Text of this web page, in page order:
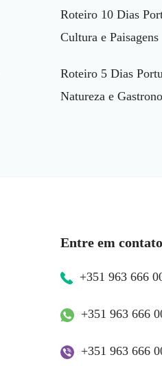
Roteiro 10 Dias
Cultura e Paisagens
Roteiro 5 Dias
Natureza e
Entre em
+351 963 666
+351 963 666
+351 963 666